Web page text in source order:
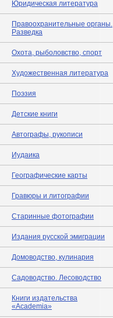
Юридическая литература
Правоохранительные органы.
Разведка
Охота, рыболовство, спорт
Художественная литература
Поэзия
Детские книги
Автографы, рукописи
Иудаика
Географические карты
Гравюры и литографии
Старинные фотографии
Издания русской эмиграции
Домоводство, кулинария
Садоводство. Лесоводство
Книги издательства
«Academia»